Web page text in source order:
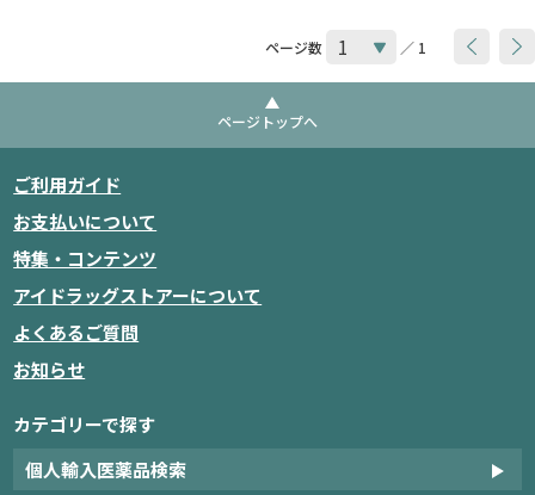
ページ数 ／ 1
ページトップへ
ご利用ガイド
お支払いについて
特集・コンテンツ
アイドラッグストアーについて
よくあるご質問
お知らせ
カテゴリーで探す
個人輸入医薬品検索